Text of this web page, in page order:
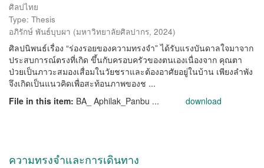
ศิลปไทย
Type: Thesis
อภิรักษ์ พันธ์บุบผา (มหาวิทยาลัยศิลปากร, 2024)
ศิลปนิพนธ์เรื่อง “ร่องรอยของความทรงจำ” ได้รับแรงบันดาลใจมาจาก
ประสบการณ์ตรงที่เกิด ขึ้นกับครอบครัวของตนเองเนื่องจาก คุณตา
ป่วยเป็นภาวะสมองเสื่อมในวัยชราและต้องอาศัยอยู่ในบ้าน เพียงลำพัง
จึงเกิดเป็นแนวคิดเพื่อสะท้อนภาพของช ...
File in this item: BA_ Aphilak_Panbu ... download
ความทรงจำและการเดินทาง